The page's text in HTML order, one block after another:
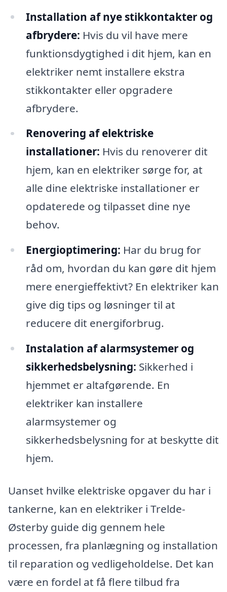
Installation af nye stikkontakter og
afbrydere: Hvis du vil have mere
funktionsdygtighed i dit hjem, kan en
elektriker nemt installere ekstra
stikkontakter eller opgradere
afbrydere.
Renovering af elektriske
installationer: Hvis du renoverer dit
hjem, kan en elektriker sørge for, at
alle dine elektriske installationer er
opdaterede og tilpasset dine nye
behov.
Energioptimering: Har du brug for
råd om, hvordan du kan gøre dit hjem
mere energieffektivt? En elektriker kan
give dig tips og løsninger til at
reducere dit energiforbrug.
Instalation af alarmsystemer og
sikkerhedsbelysning: Sikkerhed i
hjemmet er altafgørende. En
elektriker kan installere
alarmsystemer og
sikkerhedsbelysning for at beskytte dit
hjem.
Uanset hvilke elektriske opgaver du har i
tankerne, kan en elektriker i Trelde-
Østerby guide dig gennem hele
processen, fra planlægning og installation
til reparation og vedligeholdelse. Det kan
være en fordel at få flere tilbud fra